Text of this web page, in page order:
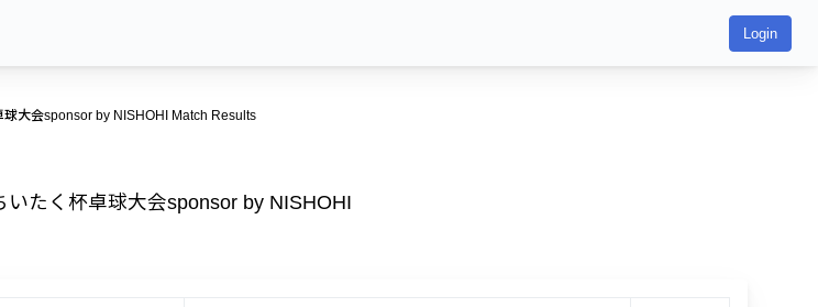
Login
大会sponsor by NISHOHI Match Results
いたく杯卓球大会sponsor by NISHOHI